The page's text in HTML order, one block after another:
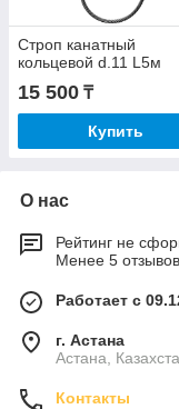
Строп канатный
кольцевой d.11 L5м
15 500 ₸
Купить
О нас
Рейтинг не
Менее 5
Работает с
г. Астана
Астана,
Контакты